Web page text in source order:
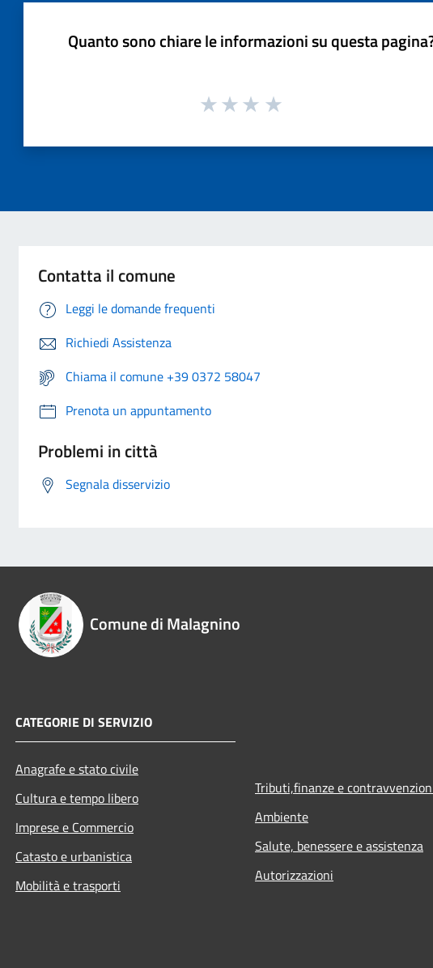
Quanto sono chiare le informazioni su questa
Contatta il comune
Leggi le domande frequenti
Richiedi Assistenza
Chiama il comune +39 0372 58047
Prenota un appuntamento
Problemi in città
Segnala disservizio
Comune di Malagnino
CATEGORIE DI SERVIZIO
Anagrafe e stato civile
Cultura e tempo libero
Imprese e Commercio
Catasto e urbanistica
Mobilità e trasporti
Tributi,finanze e
Ambiente
Salute, benessere e assistenza
Autorizzazioni